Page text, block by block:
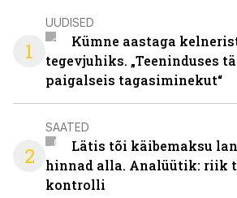
1
UUDISED
Kümne aastaga
tegevjuhiks. „Teeninduses
paigalseis tagasiminekut“
2
SAATED
Lätis tõi käibemaksu
hinnad alla. Analüütik: riik
kontrolli